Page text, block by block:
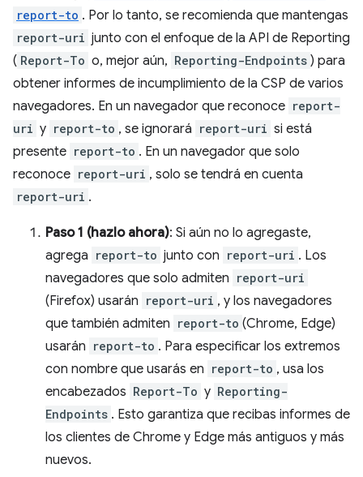
report-to . Por lo tanto, se recomienda que mantengas
report-uri junto con el enfoque de la API de Reporting
( Report-To o, mejor aún, Reporting-Endpoints ) para
obtener informes de incumplimiento de la CSP de varios
navegadores. En un navegador que reconoce report-
uri y report-to , se ignorará report-uri si está
presente report-to . En un navegador que solo
reconoce report-uri , solo se tendrá en cuenta
report-uri .
Paso 1 (hazlo ahora): Si aún no lo agregaste,
agrega report-to junto con report-uri . Los
navegadores que solo admiten report-uri
(Firefox) usarán report-uri , y los navegadores
que también admiten report-to (Chrome, Edge)
usarán report-to . Para especificar los extremos
con nombre que usarás en report-to , usa los
encabezados Report-To y Reporting-
Endpoints . Esto garantiza que recibas informes de
los clientes de Chrome y Edge más antiguos y más
nuevos.